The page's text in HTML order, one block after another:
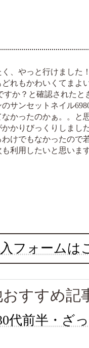
、やっと行けました
れもかわいくてまよ
すか？と確認されたと
サンセットネイル
かったのかぁ。。と
かかりびっくりしまし
けでもなかったので
利用したいと思いま
フォームは
すすめ記
代前半・ざ